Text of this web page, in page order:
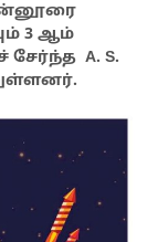
3 ஆம்
சேர்ந்த A. S.